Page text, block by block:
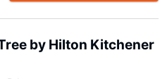
by Hilton Kitchener